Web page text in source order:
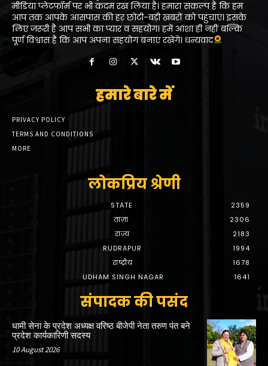
मीडिया प्लेटफॉर्म पर भी कदम रख लिया है। हमारा संकल्प है कि हम
आप तक आपके आसपास की हर छोटी-बड़ी खबरों को पहुंचाएं। इसके
लिए जरूरी है आप सभी का प्यार व सहयोग। हमें आशा ही नहीं बल्कि
पूर्ण विश्वास है कि आप अपना सहयोग बनाएं रखेंगे। धन्यवाद
हमारे बारे में
PRIVACY POLICY
TERMS AND CONDITIONS
MORE
लोकप्रिय श्रेणी
STATE
2359
ताज़ा
2306
राज्य
2183
RUDRAPUR
1994
राष्ट्रीय
1678
UDHAM SINGH NAGAR
1641
संपादक की पसंद
धामी सेना के प्रदेश अध्यक्ष वरिष्ठ बीजेपी नेता तरुण पंत बने
प्रदेश कार्यकारिणी सदस्य
10 August 2026